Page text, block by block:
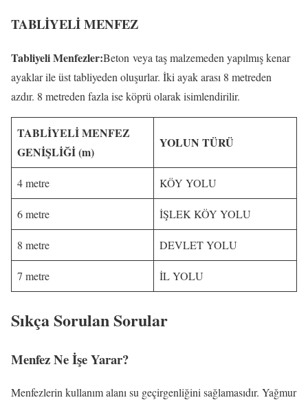
TABLİYELİ MENFEZ
Tabliyeli Menfezler:Beton veya taş malzemeden yapılmış kenar
ayaklar ile üst tabliyeden oluşurlar. İki ayak arası 8 metreden
azdır. 8 metreden fazla ise köprü olarak isimlendirilir.
TABLİYELİ MENFEZ
GENİŞLİĞİ (m)
YOLUN TÜRÜ
4 metre KÖY YOLU
6 metre İŞLEK KÖY YOLU
8 metre DEVLET YOLU
7 metre İL YOLU
Sıkça Sorulan Sorular
Menfez Ne İşe Yarar?
Menfezlerin kullanım alanı su geçirgenliğini sağlamasıdır. Yağmur